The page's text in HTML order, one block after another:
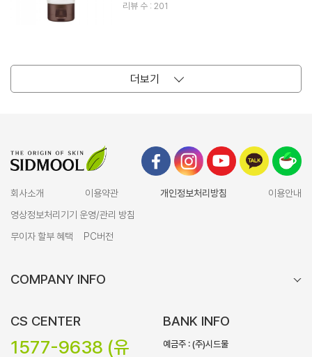
리뷰 수 : 201
더보기
회사소개 이용약관 개인정보처리방침
이용안내
영상정보처리기기 운영/관리 방침
무이자 할부 혜택
PC버전
COMPANY INFO
CS CENTER
1577-9638 (유
BANK INFO
예금주 : (주)시드물